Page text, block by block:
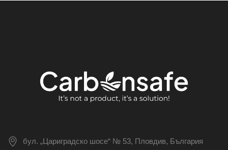
бул. „Цариградско шосе“ № 53, Пловдив, България